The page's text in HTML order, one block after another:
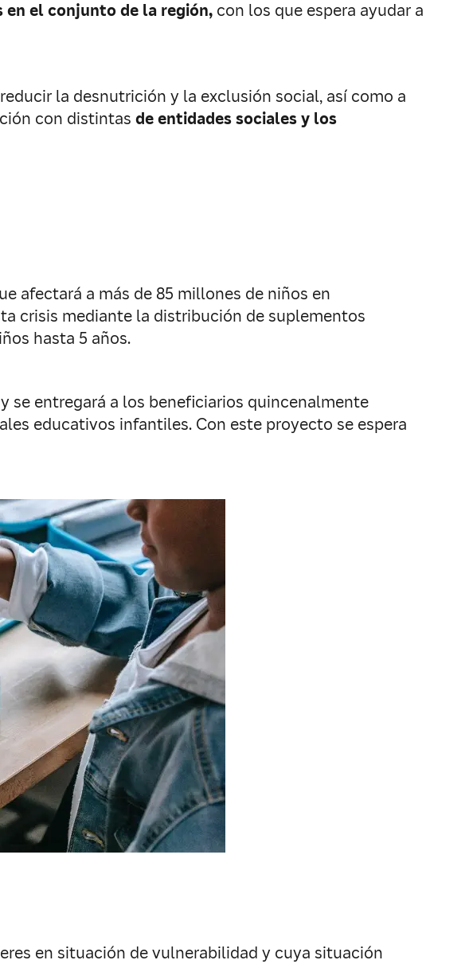
en el conjunto de la región, con los que espera ayudar a
la desnutrición y la exclusión social, así como a
con distintas de entidades sociales y los
afectará a más de 85 millones de niños en
crisis mediante la distribución de suplementos
hasta 5 años.
se entregará a los beneficiarios quincenalmente
educativos infantiles. Con este proyecto se espera
en situación de vulnerabilidad y cuya situación